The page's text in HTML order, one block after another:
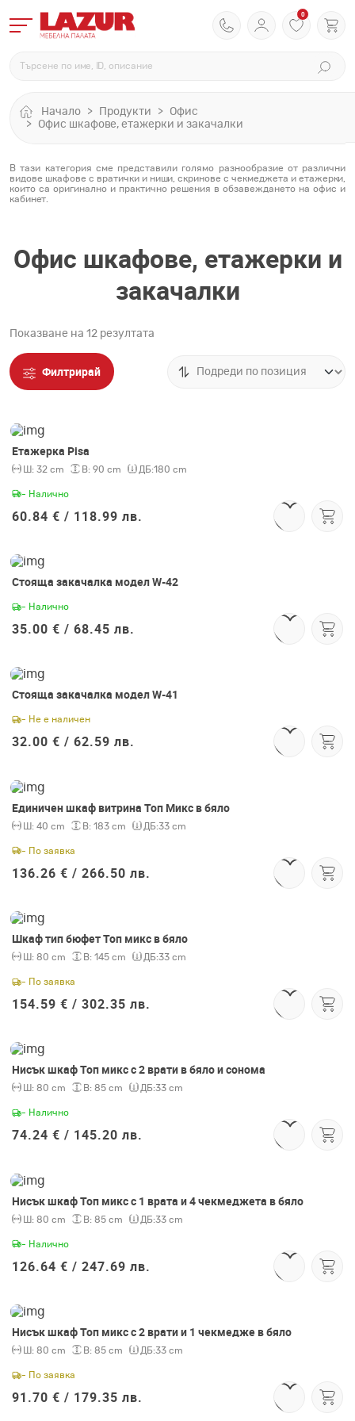
0
Начало Продукти
Офис
Офис шкафове, етажерки и закачалки
В тази категория сме представили голямо разнообразие от различни
видове шкафове с вратички и ниши, скринове с чекмеджета и етажерки,
които са оригинално и практично решения в обзавеждането на офис и
кабинет.
Офис шкафове, етажерки и
закачалки
Показване на 12 резултата
Филтрирай
Етажерка Pisa
Ш: 32 cm В: 90 cm ДБ:180 cm
- Налично
60.84 € / 118.99 лв.
Стояща закачалка модел W-42
- Налично
35.00 € / 68.45 лв.
Стояща закачалка модел W-41
- Не е наличен
32.00 € / 62.59 лв.
Единичен шкаф витрина Топ Микс в бяло
Ш: 40 cm В: 183 cm ДБ:33 cm
- По заявка
136.26 € / 266.50 лв.
Шкаф тип бюфет Топ микс в бяло
Ш: 80 cm В: 145 cm ДБ:33 cm
- По заявка
154.59 € / 302.35 лв.
Нисък шкаф Топ микс с 2 врати в бяло и сонома
Ш: 80 cm В: 85 cm ДБ:33 cm
- Налично
74.24 € / 145.20 лв.
Нисък шкаф Топ микс с 1 врата и 4 чекмеджета в бяло
Ш: 80 cm В: 85 cm ДБ:33 cm
- Налично
126.64 € / 247.69 лв.
Нисък шкаф Топ микс с 2 врати и 1 чекмедже в бяло
Ш: 80 cm В: 85 cm ДБ:33 cm
- По заявка
91.70 € / 179.35 лв.